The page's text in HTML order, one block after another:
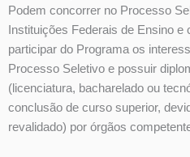
Podem concorrer no Processo
Instituições Federais de Ensino
participar do Programa os
Processo Seletivo e possuir
(licenciatura, bacharelado ou
conclusão de curso superior,
revalidado) por órgãos